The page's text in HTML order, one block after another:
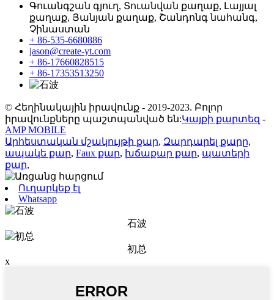
Գուանգշան գյուղ, Տուանվան քաղաք, Լայյալ
քաղաք, Յանյան քաղաք, Շանդոնգ նահանգ,
Չինաստան
+ 86-535-6680886
jason@create-yt.com
+ 86-17660828515
+ 86-17353513250
© Հեղինակային իրավունք - 2019-2023. Բոլոր
իրավունքները պաշտպանված են:Կայքի քարտեզ -
AMP MOBILE
Արհեստական ​​մշակույթի քար, Զարդարել քարը,
ապակե քար, Faux քար, խճաքար քար, պատերի
քար,
Ուղարկեք էլ
Whatsapp
石波
初总
x